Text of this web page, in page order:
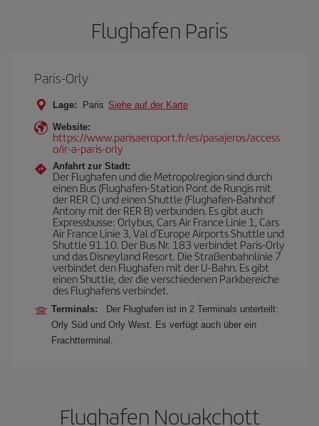
Flughafen Paris
Paris-Orly
Lage: Paris Siehe auf der Karte
Website:
https://www.parisaeroport.fr/es/pasajeros/access
o/ir-a-paris-orly
Anfahrt zur Stadt:
Der Flughafen und die Metropolregion sind durch
einen Bus (Flughafen-Station Pont de Rungis mit
der RER C) und einen Shuttle (Flughafen-Bahnhof
Antony mit der RER B) verbunden. Es gibt auch
Expressbusse: Orlybus, Cars Air France Linie 1, Cars
Air France Linie 3, Val d'Europe Airports Shuttle und
Shuttle 91.10. Der Bus Nr. 183 verbindet Paris-Orly
und das Disneyland Resort. Die Straßenbahnlinie 7
verbindet den Flughafen mit der U-Bahn. Es gibt
einen Shuttle, der die verschiedenen Parkbereiche
des Flughafens verbindet.
Terminals:
Der Flughafen ist in 2 Terminals unterteilt:
Orly Süd und Orly West. Es verfügt auch über ein
Frachtterminal.
Flughafen Nouakchott